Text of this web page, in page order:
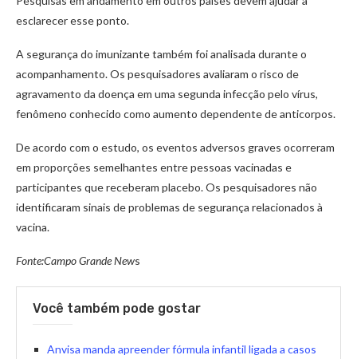
esclarecer esse ponto.
A segurança do imunizante também foi analisada durante o
acompanhamento. Os pesquisadores avaliaram o risco de
agravamento da doença em uma segunda infecção pelo vírus,
fenômeno conhecido como aumento dependente de anticorpos.
De acordo com o estudo, os eventos adversos graves ocorreram
em proporções semelhantes entre pessoas vacinadas e
participantes que receberam placebo. Os pesquisadores não
identificaram sinais de problemas de segurança relacionados à
vacina.
Fonte:Campo Grande News
Você também pode gostar
Anvisa manda apreender fórmula infantil ligada a casos